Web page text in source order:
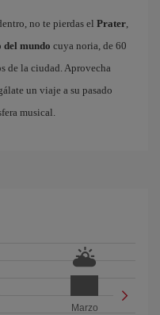
no te pierdas el Prater,
del mundo cuya noria, de 60
de la ciudad. Aprovecha
un viaje a su pasado
musical.
Marzo